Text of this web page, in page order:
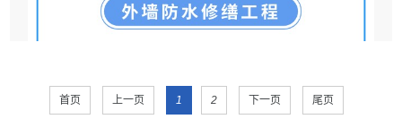
首页 上一页 1 2 下一页 尾页